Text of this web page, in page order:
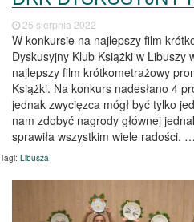
25 sierpnia 2022
W konkursie na najlepszy film
Dyskusyjny Klub Książki w Libuszy
najlepszy film krótkometrażowy
Książki. Na konkurs nadesłano 4
jednak zwycięzca mógł być tylko
nam zdobyć nagrody głównej
sprawiła wszystkim wiele radości. …
Tagi: Libusza